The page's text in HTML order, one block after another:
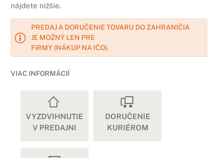
nájdete nižšie.
PREDAJ A DORUČENIE TOVARU DO ZAHRANIČIA
JE MOŽNÝ LEN PRE
FIRMY (NÁKUP NA IČO).
VIAC INFORMÁCIÍ
VYZDVIHNUTIE
V PREDAJNI
DORUČENIE
KURIÉROM